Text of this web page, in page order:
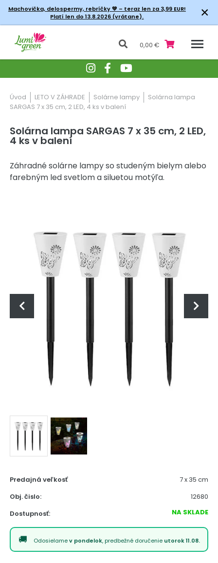
Machovička, delospermy, rebríčky💚 – teraz len za 3,99 EUR!
Platí len do 13.8.2026 (vrátane).
×
0,00 €
Úvod LETO V ZÁHRADE Solárne lampy
Solárna lampa
SARGAS 7 x 35 cm, 2 LED, 4 ks v balení
Solárna lampa SARGAS 7 x 35 cm, 2 LED,
4 ks v balení
Záhradné solárne lampy so studeným bielym alebo
farebným led svetlom a siluetou motýľa.
Predajná veľkosť
7 x 35 cm
Obj. čislo:
12680
Dostupnosť:
NA SKLADE
Odosielamev pondelok, predbežné doručenie utorok 11.08.